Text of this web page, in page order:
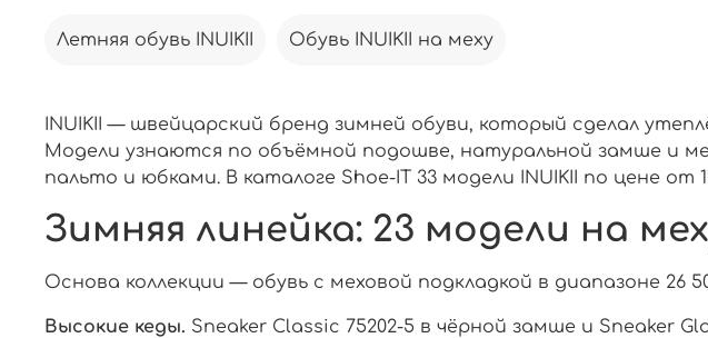
Летняя обувь INUIKII Обувь INUIKII на меху
INUIKII — швейцарский бренд зимней обуви, который сделал
Модели узнаются по объёмной подошве, натуральной замше и
пальто и юбками. В каталоге Shoe-IT 33 модели INUIKII по цене от
Зимняя линейка: 23 модели на
Основа коллекции — обувь с меховой подкладкой в диапазоне 26
Высокие кеды. Sneaker Classic 75202-5 в чёрной замше и Sneaker